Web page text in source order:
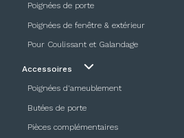
Poignées de porte
Poignées de fenêtre & extérieur
Pour Coulissant et Galandage
Accessoires
Poignées d'ameublement
Butées de porte
Pièces complémentaires